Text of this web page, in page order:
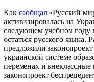
Как сообщал «Русский
активизировалась на
следующем учебном году
остаться русского языка.
предложили
украинской системе
переменах и внеклассные
законопроект